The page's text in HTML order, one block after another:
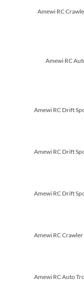
Amewi RC
Amewi RC
Amewi RC Drift
Amewi RC Drift
Amewi RC Drift
Amewi RC
Amewi RC Auto